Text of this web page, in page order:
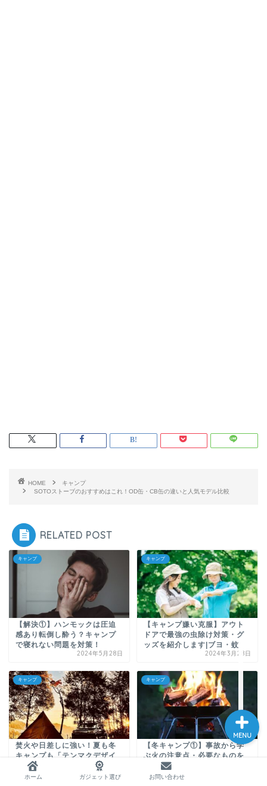
HOME
キャンプ
SOTOストーブのおすすめはこれ！OD缶・CB缶の違いと人気モデル比較
RELATED POST
キャンプ
【解決①】ハンモックは圧迫
感あり転倒し酔う？キャンプ
で寝れない問題を対策！
2024年5月28日
キャンプ
【キャンプ嫌い克服】アウト
ドアで最強の虫除け対策・グ
ッズを紹介します|ブヨ・蚊
2024年3月28日
キャンプ
焚火や日差しに強い！夏も冬
キャンプも「テンマクデザイ
ン サーカスTC DX+」
2023年9月16日
キャンプ
【冬キャンプ①】事故から学
ぶ火の注意点・必要なものを
紹介｜一酸化炭素中毒
ホーム ガジェット選び お問い合わせ
MENU
ホーム
ガジェット選び